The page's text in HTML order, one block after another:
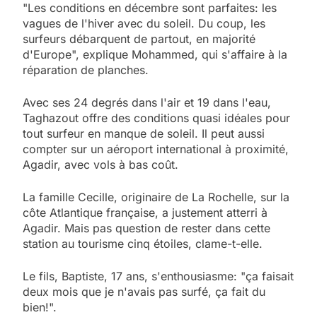
"Les conditions en décembre sont parfaites: les
vagues de l'hiver avec du soleil. Du coup, les
surfeurs débarquent de partout, en majorité
d'Europe", explique Mohammed, qui s'affaire à la
réparation de planches.
Avec ses 24 degrés dans l'air et 19 dans l'eau,
Taghazout offre des conditions quasi idéales pour
tout surfeur en manque de soleil. Il peut aussi
compter sur un aéroport international à proximité,
Agadir, avec vols à bas coût.
La famille Cecille, originaire de La Rochelle, sur la
côte Atlantique française, a justement atterri à
Agadir. Mais pas question de rester dans cette
station au tourisme cinq étoiles, clame-t-elle.
Le fils, Baptiste, 17 ans, s'enthousiasme: "ça faisait
deux mois que je n'avais pas surfé, ça fait du
bien!".